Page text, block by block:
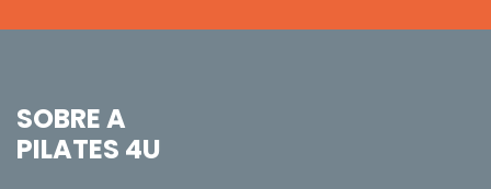
SOBRE A
PILATES 4U